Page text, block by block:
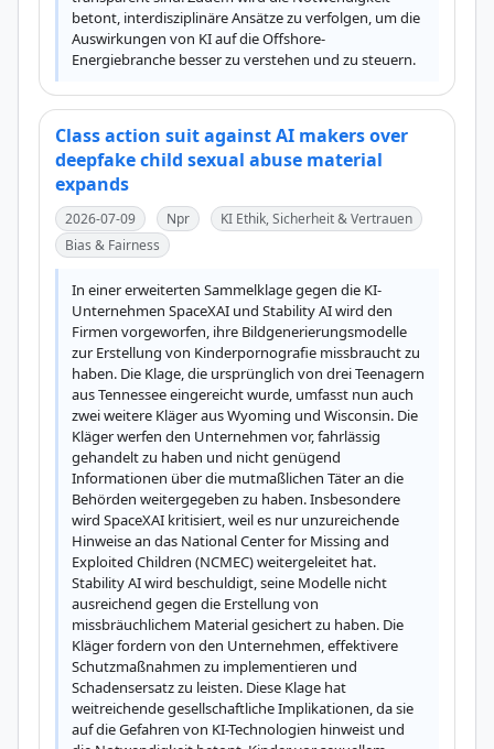
betont, interdisziplinäre Ansätze zu verfolgen, um die
Auswirkungen von KI auf die Offshore-
Energiebranche besser zu verstehen und zu steuern.
Class action suit against AI makers over
deepfake child sexual abuse material
expands
2026-07-09 Npr
KI Ethik, Sicherheit & Vertrauen
Bias & Fairness
In einer erweiterten Sammelklage gegen die KI-
Unternehmen SpaceXAI und Stability AI wird den
Firmen vorgeworfen, ihre Bildgenerierungsmodelle
zur Erstellung von Kinderpornografie missbraucht zu
haben. Die Klage, die ursprünglich von drei Teenagern
aus Tennessee eingereicht wurde, umfasst nun auch
zwei weitere Kläger aus Wyoming und Wisconsin. Die
Kläger werfen den Unternehmen vor, fahrlässig
gehandelt zu haben und nicht genügend
Informationen über die mutmaßlichen Täter an die
Behörden weitergegeben zu haben. Insbesondere
wird SpaceXAI kritisiert, weil es nur unzureichende
Hinweise an das National Center for Missing and
Exploited Children (NCMEC) weitergeleitet hat.
Stability AI wird beschuldigt, seine Modelle nicht
ausreichend gegen die Erstellung von
missbräuchlichem Material gesichert zu haben. Die
Kläger fordern von den Unternehmen, effektivere
Schutzmaßnahmen zu implementieren und
Schadensersatz zu leisten. Diese Klage hat
weitreichende gesellschaftliche Implikationen, da sie
auf die Gefahren von KI-Technologien hinweist und